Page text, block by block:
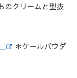
のクリームと型抜
＊ケールパウダ